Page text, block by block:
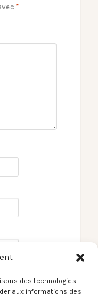
des technologies
aux informations des
*